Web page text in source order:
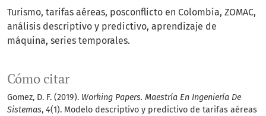
Turismo tarifas aéreas posconflicto en Colombia ZOMAC
análisis descriptivo y predictivo aprendizaje de
máquina series temporales.
Cómo citar
Gomez, D. F. (2019). Working Papers. Maestría En Ingeniería De
Sistemas, 4(1). Modelo descriptivo y predictivo de tarifas aéreas